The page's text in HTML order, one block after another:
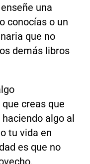
una
conocías o un
que no
demás libros
creas que
algo al
tu vida en
es que no